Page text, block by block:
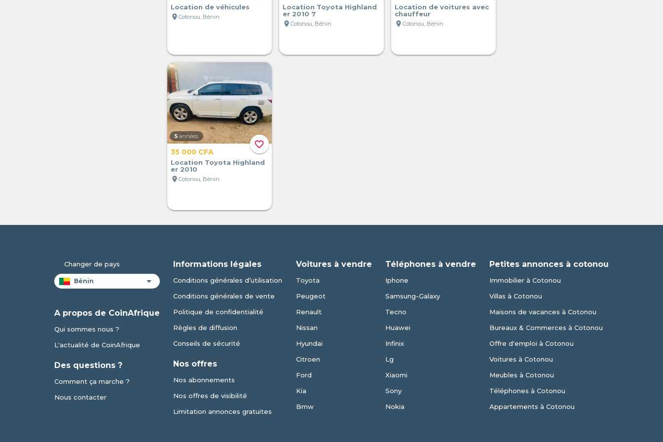
Location de véhicules
location_on Cotonou, Bénin
Location Toyota Highland
er 2010 7
location_on Cotonou, Bénin
Location de voitures avec
chauffeur
location_on Cotonou, Bénin
favorite_border
5 années
35 000 CFA
Location Toyota Highland
er 2010
location_on Cotonou, Bénin
Changer de pays
A propos de CoinAfrique
Qui sommes nous ?
L'actualité de CoinAfrique
Des questions ?
Comment ça marche ?
Nous contacter
Informations légales
Conditions générales d’utilisation
Conditions générales de vente
Politique de confidentialité
Règles de diffusion
Conseils de sécurité
Nos offres
Nos abonnements
Nos offres de visibilité
Limitation annonces gratuites
Voitures à vendre
Toyota
Peugeot
Renault
Nissan
Hyundai
Citroen
Ford
Kia
Bmw
Téléphones à vendre
Iphone
Samsung-Galaxy
Tecno
Huawei
Infinix
Lg
Xiaomi
Sony
Nokia
Petites annonces à cotonou
Immobilier à Cotonou
Villas à Cotonou
Maisons de vacances à Cotonou
Bureaux & Commerces à Cotonou
Offre d'emploi à Cotonou
Voitures à Cotonou
Meubles à Cotonou
Téléphones à Cotonou
Appartements à Cotonou